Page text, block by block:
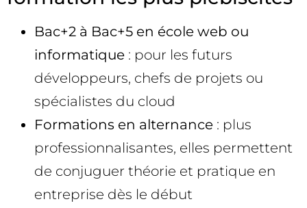
Bac+2 à Bac+5 en école web ou
informatique : pour les futurs
développeurs, chefs de projets ou
spécialistes du cloud
Formations en alternance : plus
professionnalisantes, elles permettent
de conjuguer théorie et pratique en
entreprise dès le début